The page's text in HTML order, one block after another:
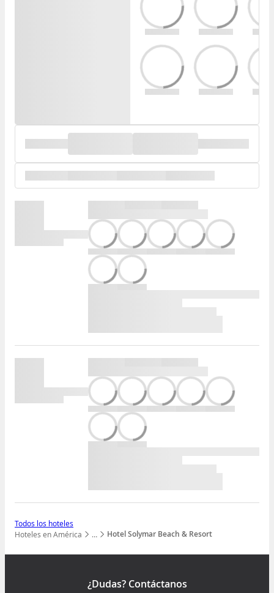
Todos los hoteles
…
Mostrar todos los niveles
Hoteles en América Hotel Solymar Beach & Resort
¿Dudas? Contáctanos